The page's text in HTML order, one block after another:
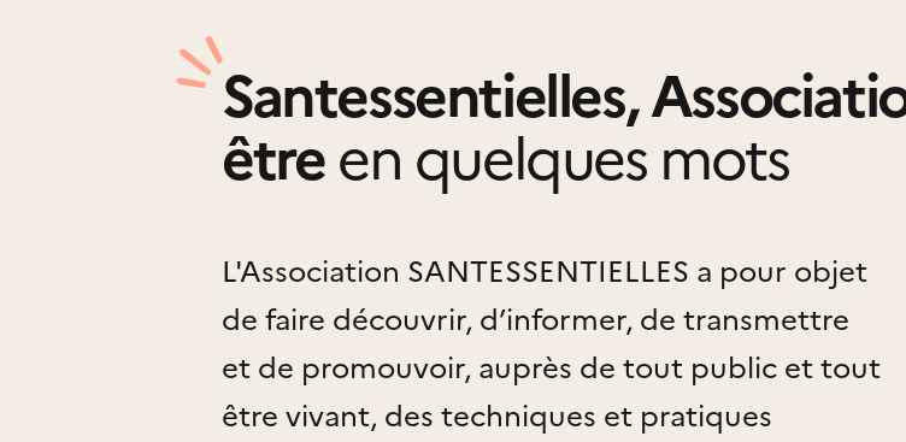
Santessentielles,
êtreen quelques mots
L'Association SANTESSENTIELLES a pour objet
de faire découvrir, d’informer, de transmettre
et de promouvoir, auprès de tout public et tout
être vivant, des techniques et pratiques